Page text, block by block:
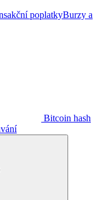
poplatkyBurzy a
Bitcoin hash